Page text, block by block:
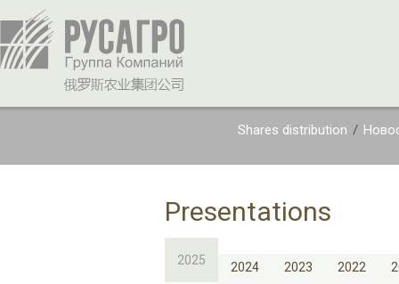
Shares distribution /
Presentations
2025 2024 2023 2022